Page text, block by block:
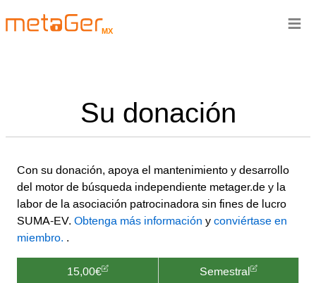
MX
Su donación
Con su donación, apoya el mantenimiento y desarrollo
del motor de búsqueda independiente metager.de y la
labor de la asociación patrocinadora sin fines de lucro
SUMA-EV. Obtenga más información y conviértase en
miembro. .
15,00€ Semestral
≡